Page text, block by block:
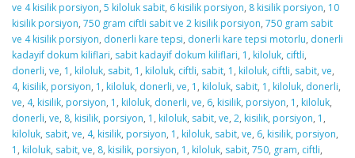
ve 4 kisilik porsiyon, 5 kiloluk sabit, 6 kisilik porsiyon, 8 kisilik porsiyon, 10
kisilik porsiyon, 750 gram ciftli sabit ve 2 kisilik porsiyon, 750 gram sabit
ve 4 kisilik porsiyon, donerli kare tepsi, donerli kare tepsi motorlu, donerli
kadayif dokum kiliflari, sabit kadayif dokum kiliflari, 1 , kiloluk, ciftli,
donerli, ve, 1 , kiloluk, sabit, 1 , kiloluk, ciftli, sabit, 1 , kiloluk, ciftli, sabit, ve,
4, kisilik, porsiyon, 1 , kiloluk, donerli, ve, 1 , kiloluk, sabit, 1 , kiloluk, donerli,
ve, 4, kisilik, porsiyon, 1 , kiloluk, donerli, ve, 6, kisilik, porsiyon, 1 , kiloluk,
donerli, ve, 8, kisilik, porsiyon, 1 , kiloluk, sabit, ve, 2, kisilik, porsiyon, 1 ,
kiloluk, sabit, ve, 4, kisilik, porsiyon, 1 , kiloluk, sabit, ve, 6, kisilik, porsiyon,
1 , kiloluk, sabit, ve, 8, kisilik, porsiyon, 1 , kiloluk, sabit, 750, gram, ciftli,